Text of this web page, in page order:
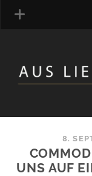
DUFTNOTEN
KOMMENTARE
8.
UNS AUF